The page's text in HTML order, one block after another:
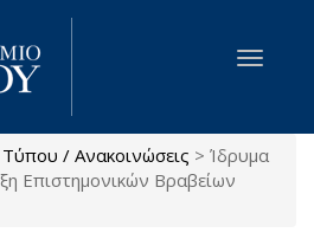
περιεχόμενο
Toggle
/ Ανακοινώσεις > Ίδρυμα
Επιστημονικών Βραβείων